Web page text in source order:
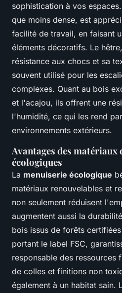
sophistication à vos
que moins dense, est
facilité de travail, en faisant
éléments décoratifs. Le
résistance aux chocs et sa
souvent utilisé pour les
complexes. Quant au bois
et l'acajou, ils offrent une
l'humidité, ce qui les rend
environnements extérieurs.
Avantages des matériaux
écologiques
La menuiserie écologique
matériaux renouvelables et
non seulement réduisent
augmentent aussi la
bois issus de forêts
portant le label FSC,
responsable des ressources
de colles et finitions non
également à un habitat sain.